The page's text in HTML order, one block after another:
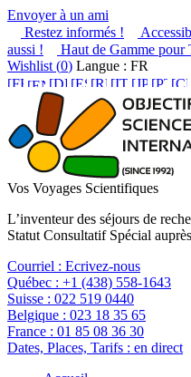
Envoyer à un ami
Restez informés !
aussi !
Haut de Gamme pour
Wishlist (0) Langue : FR
Vos Voyages Scientifiques
L’inventeur des séjours de
Statut Consultatif Spécial
Courriel : Ecrivez-nous
Québec : +1 (438) 558-1643
Suisse : 022 519 0440
Belgique : 023 18 35 65
France : 01 85 08 36 30
Dates, Places, Tarifs : en direct